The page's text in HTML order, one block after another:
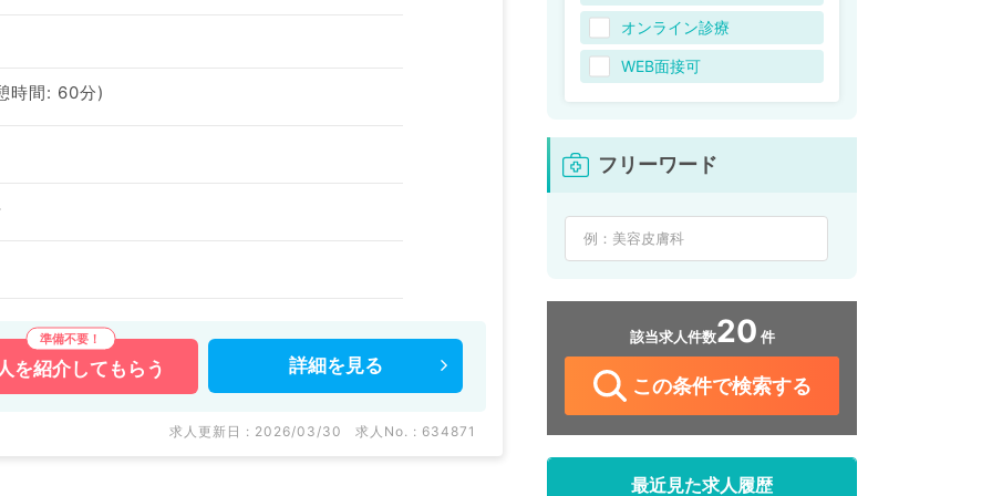
時間: 60分)
を紹介してもらう 詳細を 見る
求人更新日 : 2026/03/30 求人No. : 634871
オンライン診療
WEB面接可
フリーワード
該当求人件数20 件
この条件で検索する
最近見た求人履歴